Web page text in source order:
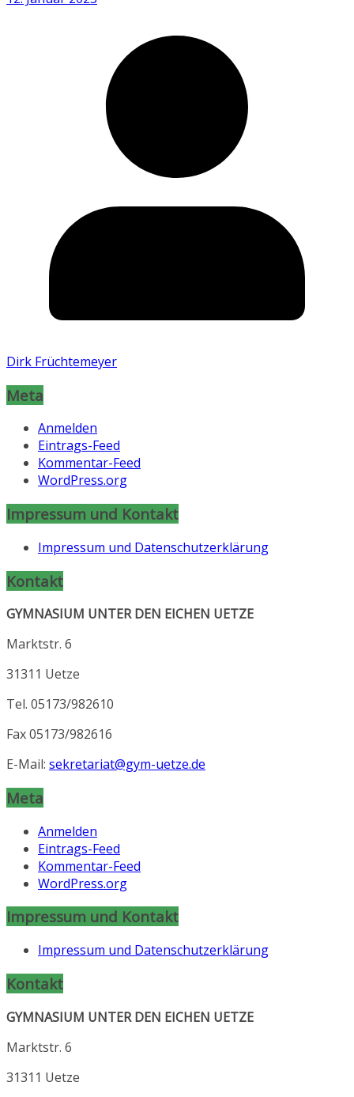
Dirk Früchtemeyer
Meta
Anmelden
Eintrags-Feed
Kommentar-Feed
WordPress.org
Impressum und Kontakt
Impressum und Datenschutzerklärung
Kontakt
GYMNASIUM UNTER DEN EICHEN UETZE
Marktstr. 6
31311 Uetze
Tel. 05173/982610
Fax 05173/982616
E-Mail: sekretariat@gym-uetze.de
Meta
Anmelden
Eintrags-Feed
Kommentar-Feed
WordPress.org
Impressum und Kontakt
Impressum und Datenschutzerklärung
Kontakt
GYMNASIUM UNTER DEN EICHEN UETZE
Marktstr. 6
31311 Uetze